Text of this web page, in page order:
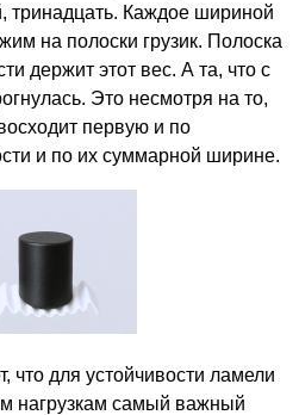
тринадцать. Каждое шириной
на полоски грузик. Полоска
держит этот вес. А та, что с
Это несмотря на то,
первую и по
и по их суммарной ширине.
что для устойчивости ламели
нагрузкам самый важный